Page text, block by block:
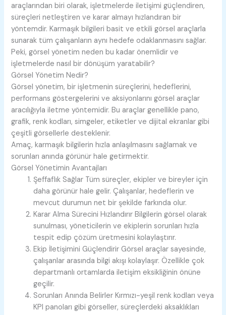
araçlarından biri olarak, işletmelerde iletişimi güçlendiren,
süreçleri netleştiren ve karar almayı hızlandıran bir
yöntemdir. Karmaşık bilgileri basit ve etkili görsel araçlarla
sunarak tüm çalışanların aynı hedefe odaklanmasını sağlar.
Peki, görsel yönetim neden bu kadar önemlidir ve
işletmelerde nasıl bir dönüşüm yaratabilir?
Görsel Yönetim Nedir?
Görsel yönetim, bir işletmenin süreçlerini, hedeflerini,
performans göstergelerini ve aksiyonlarını görsel araçlar
aracılığıyla iletme yöntemidir. Bu araçlar genellikle pano,
grafik, renk kodları, simgeler, etiketler ve dijital ekranlar gibi
çeşitli görsellerle desteklenir.
Amaç, karmaşık bilgilerin hızla anlaşılmasını sağlamak ve
sorunları anında görünür hale getirmektir.
Görsel Yönetimin Avantajları
Şeffaflık Sağlar Tüm süreçler, ekipler ve bireyler için
daha görünür hale gelir. Çalışanlar, hedeflerin ve
mevcut durumun net bir şekilde farkında olur.
Karar Alma Sürecini Hızlandırır Bilgilerin görsel olarak
sunulması, yöneticilerin ve ekiplerin sorunları hızla
tespit edip çözüm üretmesini kolaylaştırır.
Ekip İletişimini Güçlendirir Görsel araçlar sayesinde,
çalışanlar arasında bilgi akışı kolaylaşır. Özellikle çok
departmanlı ortamlarda iletişim eksikliğinin önüne
geçilir.
Sorunları Anında Belirler Kırmızı-yeşil renk kodları veya
KPI panoları gibi görseller, süreçlerdeki aksaklıkları